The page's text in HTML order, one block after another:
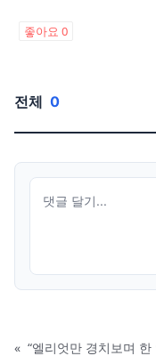
좋아요 0
전체 0
« “엘리엇만 경치보며